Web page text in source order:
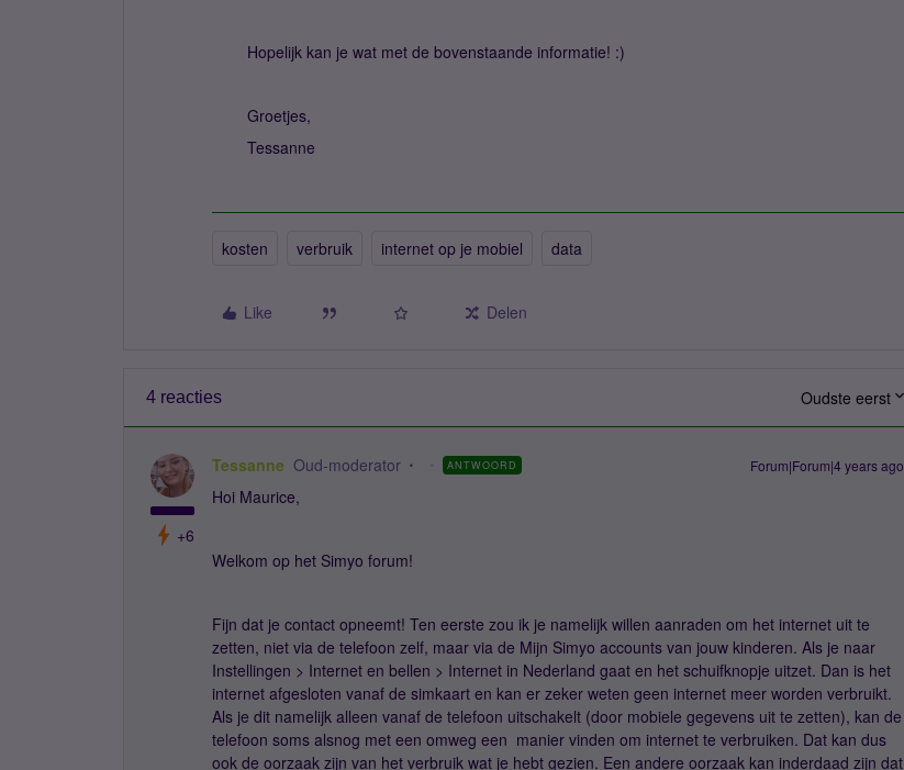
Hopelijk kan je wat met de bovenstaande informatie! :)
Groetjes,
Tessanne
kosten verbruik internet op je mobiel data
Like Delen
4 reacties Oudste eerst
+6
Tessanne Oud-moderator ANTWOORD Forum|Forum|4 years ago
Hoi Maurice,
Welkom op het Simyo forum!
Fijn dat je contact opneemt! Ten eerste zou ik je namelijk willen aanraden om het internet uit te
zetten, niet via de telefoon zelf, maar via de Mijn Simyo accounts van jouw kinderen. Als je naar
Instellingen > Internet en bellen > Internet in Nederland gaat en het schuifknopje uitzet. Dan is het
internet afgesloten vanaf de simkaart en kan er zeker weten geen internet meer worden verbruikt.
Als je dit namelijk alleen vanaf de telefoon uitschakelt (door mobiele gegevens uit te zetten), kan de
telefoon soms alsnog met een omweg een manier vinden om internet te verbruiken. Dat kan dus
ook de oorzaak zijn van het verbruik wat je hebt gezien. Een andere oorzaak kan inderdaad zijn dat